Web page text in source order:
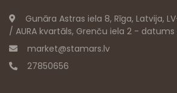
Gunāra Astras iela 8, Rīga, Latvija,
/ AURA kvartāls, Grenču iela 2 - datums
market@stamars.lv
27850656